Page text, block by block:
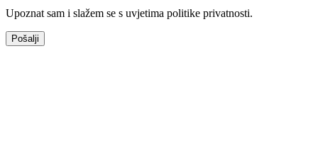
Upoznat sam i slažem se s uvjetima politike privatnosti.
Pošalji